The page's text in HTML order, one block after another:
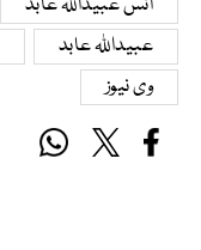
عبیداللہ عابد
وی نیوز